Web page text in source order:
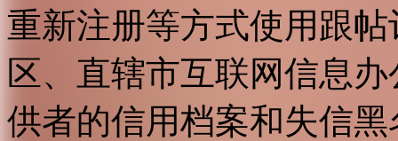
重新注册等方式使用跟
区、直辖市互联网信息
供者的信用档案和失信